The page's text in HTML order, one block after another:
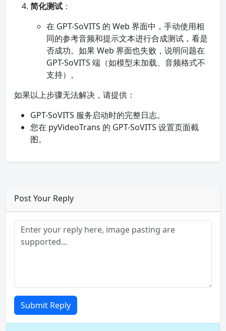
简化测试 ：
在 GPT-SoVITS 的 Web 界面中，手动使用相
同的参考音频和提示文本进行合成测试，看是
否成功。如果 Web 界面也失败，说明问题在
GPT-SoVITS 端（如模型未加载、音频格式不
支持）。
如果以上步骤无法解决，请提供：
GPT-SoVITS 服务启动时的完整日志。
您在 pyVideoTrans 的 GPT-SoVITS 设置页面截
图。
Post Your Reply
Submit Reply